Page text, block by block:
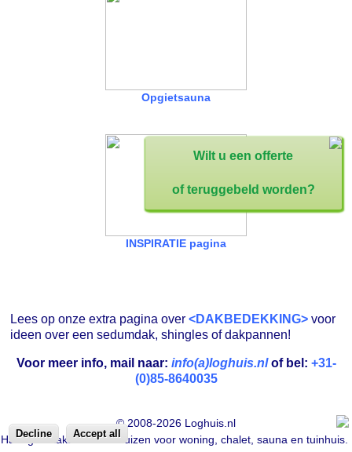
Opgietsauna
INSPIRATIE pagina
Lees op onze extra pagina over <DAKBEDEKKING> voor
ideen over een sedumdak, shingles of dakpannen!
Voor meer info, mail naar: info(a)loghuis.nlof bel: +31-
(0)85-8640035
© 2008-2026 Loghuis.nl
Handgemaakte houten huizen voor woning, chalet, sauna en tuinhuis.
Wilt u een offerte
of teruggebeld worden?
Decline Accept all